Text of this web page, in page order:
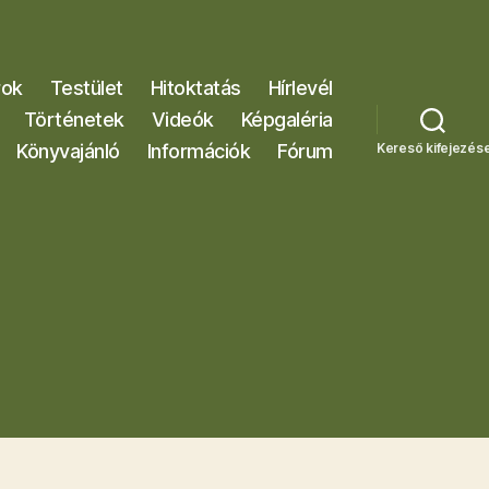
Testület Hitoktatás
Hírlevél
Történetek Videók
Képgaléria
Könyvajánló Információk Fórum Kereső